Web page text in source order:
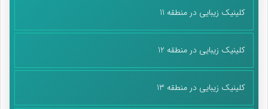
کلینیک زیبایی در منطقه 11
کلینیک زیبایی در منطقه 12
کلینیک زیبایی در منطقه 13